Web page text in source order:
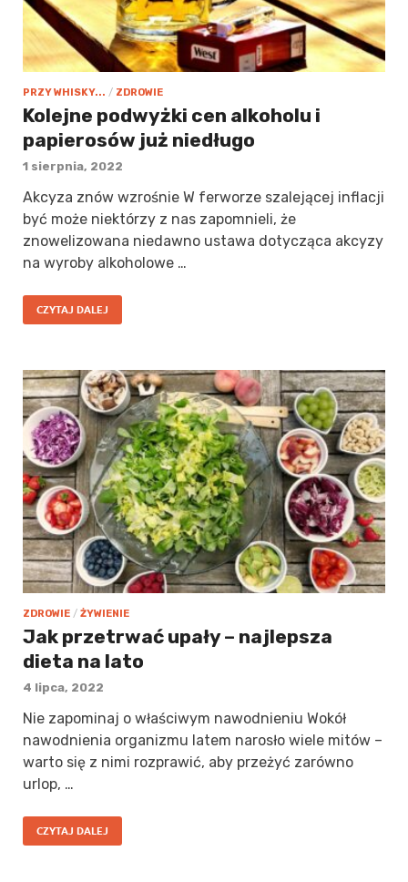
PRZY WHISKY... / ZDROWIE
Kolejne podwyżki cen alkoholu i
papierosów już niedługo
1 sierpnia, 2022
Akcyza znów wzrośnie W ferworze szalejącej inflacji
być może niektórzy z nas zapomnieli, że
znowelizowana niedawno ustawa dotycząca akcyzy
na wyroby alkoholowe …
CZYTAJ DALEJ
ZDROWIE / ŻYWIENIE
Jak przetrwać upały – najlepsza
dieta na lato
4 lipca, 2022
Nie zapominaj o właściwym nawodnieniu Wokół
nawodnienia organizmu latem narosło wiele mitów –
warto się z nimi rozprawić, aby przeżyć zarówno
urlop, …
CZYTAJ DALEJ